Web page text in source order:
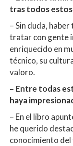
tras todos
– Sin duda,
tratar con gente
enriquecido en
técnico, su
valoro.
– Entre todas
haya
– En el libro
he querido
conocimiento del